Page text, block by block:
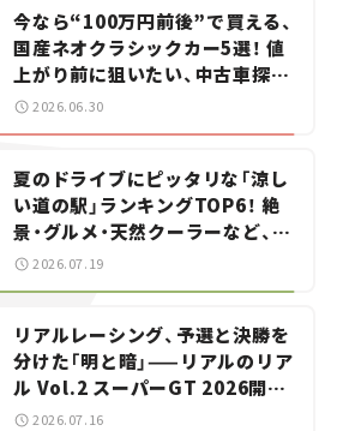
今なら“100万円前後”で買える、
国産ネオクラシックカー5選！ 値
上がり前に狙いたい、中古車探し
をお手伝い――ちょっとイケてるマ
2026.06.30
夏のドライブにピッタリな「涼し
い道の駅」ランキングTOP6！ 絶
景・グルメ・天然クーラーなど、避
暑におすすめのスポットを紹介
2026.07.19
リアルレーシング、予選と決勝を
分けた「明と暗」——リアルのリア
ル Vol.2 スーパーGT 2026開幕
戦 岡山国際サーキット
2026.07.16